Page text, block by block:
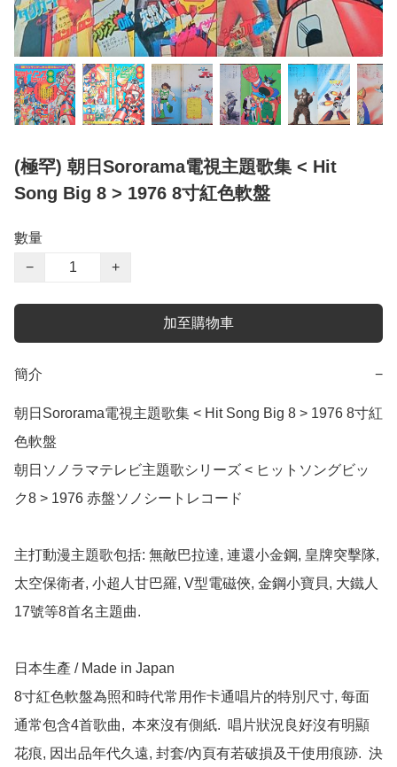
(極罕) 朝日Sororama電視主題歌集 < Hit
Song Big 8 > 1976 8寸紅色軟盤
數量
−
+
加至購物車
簡介 −
朝日Sororama電視主題歌集 < Hit Song Big 8 > 1976 8寸紅
色軟盤
朝日ソノラマテレビ主題歌シリーズ < ヒットソングビッ
ク8 > 1976 赤盤ソノシートレコード
主打動漫主題歌包括: 無敵巴拉達, 連還小金鋼, 皇牌突擊隊,
太空保衛者, 小超人甘巴羅, V型電磁俠, 金鋼小寶貝, 大鐵人
17號等8首名主題曲.
日本生產 / Made in Japan
8寸紅色軟盤為照和時代常用作卡通唱片的特別尺寸, 每面
通常包含4首歌曲,  本來沒有側紙.  唱片狀況良好沒有明顯
花痕, 因出品年代久遠, 封套/內頁有若破損及干使用痕跡.  決